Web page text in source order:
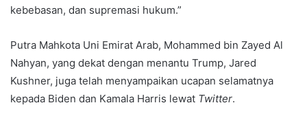
kebebasan, dan supremasi hukum.”
Putra Mahkota Uni Emirat Arab, Mohammed bin Zayed Al
Nahyan, yang dekat dengan menantu Trump, Jared
Kushner, juga telah menyampaikan ucapan selamatnya
kepada Biden dan Kamala Harris lewat Twitter.